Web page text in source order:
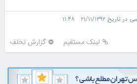
۱۱/۱۳۹۲ ۱۱:۴۸
لینک مستقیم گزارش تخلف